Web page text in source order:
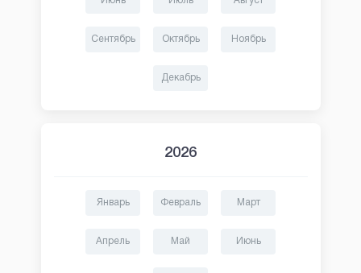
Сентябрь Октябрь Ноябрь
Декабрь
2026
Январь Февраль Март
Апрель Май Июнь